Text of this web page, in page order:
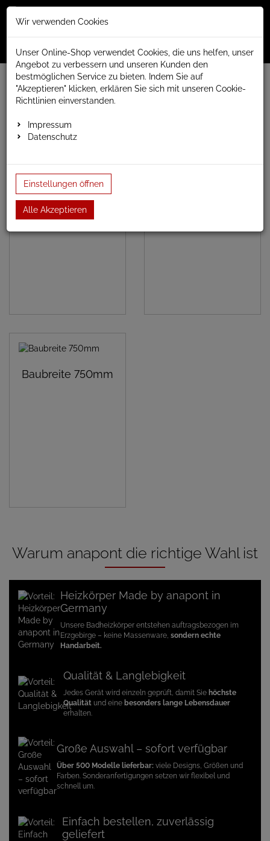
Menü
www.anapont.eu Badheizkörper chrom gerade
Baubreite 500mm
Baubreite 750mm
Warum anapont die richtige Wahl ist
Heizkörper Made by anapont in
Germany
Unsere Badheizkörper entstehen auftragsbezogen im
Erzgebirge – keine Massenware, sondern echte
Handarbeit.
Qualität & Langlebigkeit
Jedes Gerät wird einzeln geprüft, damit Sie höchste
Qualität und eine besonders lange Lebensdauer
erhalten.
Große Auswahl – sofort verfügbar
Über 500 Modelle lieferbar: viele Designs, Größen und
Farben. Sonderanfertigungen setzen wir flexibel und
schnell um.
Einfach bestellen, zuverlässig
geliefert
Wir verwenden Cookies
Unser Online-Shop verwendet Cookies, die uns helfen, unser
Angebot zu verbessern und unseren Kunden den
bestmöglichen Service zu bieten. Indem Sie auf
"Akzeptieren" klicken, erklären Sie sich mit unseren Cookie-
Richtlinien einverstanden.
Impressum
Datenschutz
Einstellungen öffnen
Alle Akzeptieren